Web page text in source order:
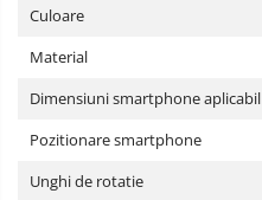
Culoare
Material
Dimensiuni smartphone aplicabil
Pozitionare smartphone
Unghi de rotatie